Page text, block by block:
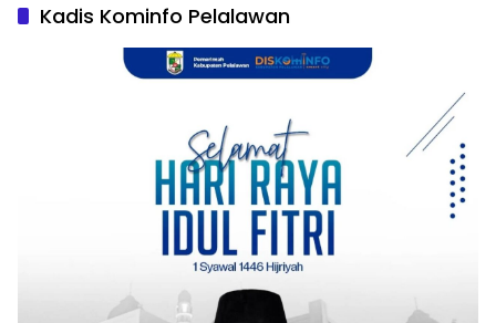
Kadis Kominfo Pelalawan